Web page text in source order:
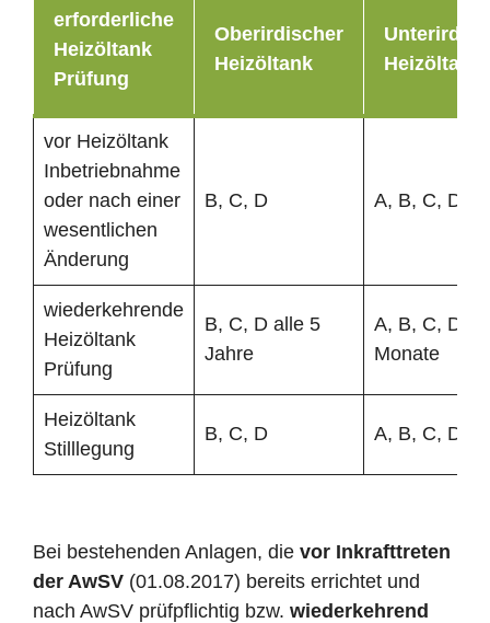
erforderliche
Heizöltank
Prüfung
Oberirdischer
Heizöltank
Heizöltank
vor Heizöltank
Inbetriebnahme
oder nach einer
wesentlichen
Änderung
B, C, D A, B, C, D
wiederkehrende
Heizöltank
Prüfung
B, C, D alle 5
Jahre
A, B, C, D
Monate
Heizöltank
Stilllegung
B, C, D A, B, C, D
Bei bestehenden Anlagen, die vor Inkrafttreten
der AwSV (01.08.2017) bereits errichtet und
nach AwSV prüfpflichtig bzw. wiederkehrend